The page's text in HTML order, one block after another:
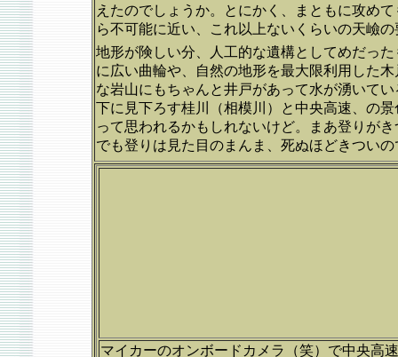
えたのでしょうか。とにかく、まともに攻め
ら不可能に近い、これ以上ないくらいの天嶮
地形が険しい分、人工的な遺構としてめだっ
に広い曲輪や、自然の地形を最大限利用した
な岩山にもちゃんと井戸があって水が湧いて
下に見下ろす桂川（相模川）と中央高速、の
って思われるかもしれないけど。まあ登りが
でも登りは見た目のまんま、死ぬほどきつい
マイカーのオンボードカメラ（笑）で中央高